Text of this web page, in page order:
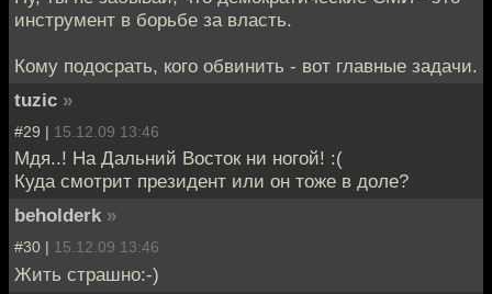
инструмент в борьбе за власть.
Кому подосрать, кого обвинить - вот главные задачи.
tuzic »
#29 | 15.12.09 13:46
Мдя..! На Дальний Восток ни ногой! :(
Куда смотрит президент или он тоже в доле?
beholderk »
#30 | 15.12.09 13:46
Жить страшно:-)